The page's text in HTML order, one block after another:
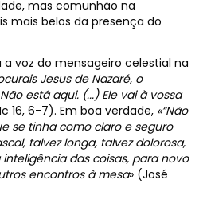
mas comunhão na
mais belos da presença do
voz do mensageiro celestial na
Jesus de Nazaré, o
está aqui. (...) Ele vai à vossa
16, 6-7). Em boa verdade, «“Não
se tinha como claro e seguro
talvez longa, talvez dolorosa,
das coisas, para novo
encontros à mesa» (José